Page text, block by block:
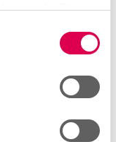
der Dienste
August oder 1.
auch möglich,